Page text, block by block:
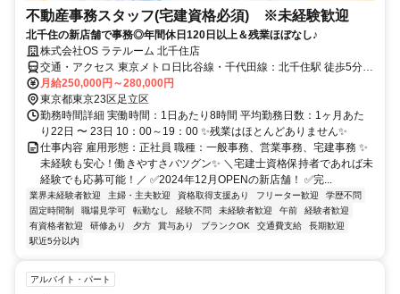
不動産事務スタッフ(宅建資格必須) ※未経験歓迎
北千住の新店舗で事務◎年間休日120日以上＆残業ほぼなし♪
株式会社OS ラテルーム 北千住店
交通・アクセス 東京メトロ日比谷線・千代田線：北千住駅 徒歩5分
JR常磐線・東武・つくばEX線：北千住駅 徒歩5分
月給250,000円～280,000円
東京都東京23区足立区
勤務時間詳細 実働時間：1日あたり8時間 平均勤務日数：1ヶ月あた
り22日 〜 23日 10：00～19：00 ✨残業はほとんどありません✨
仕事内容 雇用形態：正社員 職種：一般事務、営業事務、宅建事務 ✨
未経験も安心！働きやすさバツグン✨ ＼宅建士資格保持者であれば未
経験でも応募可能！／ ✅2024年12月OPENの新店舗！ ✅完...
業界未経験者歓迎 主婦・主夫歓迎 資格取得支援あり フリーター歓迎
学歴不問
固定時間制
職場見学可 転勤なし 経験不問 未経験者歓迎 午前
経験者歓迎
有資格者歓迎
研修あり 夕方 賞与あり ブランクOK 交通費支給
長期歓迎
駅近5分以内
アルバイト・パート